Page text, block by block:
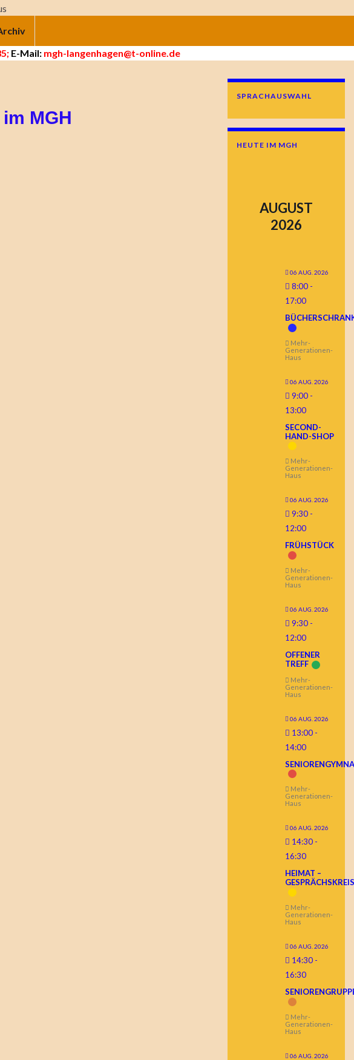
E-Mail: mgh-langenhagen@t-online.de
MGH
SPRACHAUSWAHL
HEUTE IM MGH
AUGUST
2026
06 AUG. 2026
8:00 -
17:00
Mehr-
Generationen-
Haus
06 AUG. 2026
9:00 -
13:00
SECOND-
HAND-SHOP
Mehr-
Generationen-
Haus
06 AUG. 2026
9:30 -
12:00
FRÜHSTÜCK
Mehr-
Generationen-
Haus
06 AUG. 2026
9:30 -
12:00
OFFENER
TREFF
Mehr-
Generationen-
Haus
06 AUG. 2026
13:00 -
14:00
Mehr-
Generationen-
Haus
06 AUG. 2026
14:30 -
16:30
HEIMAT –
GESPRÄCHSKREIS
Mehr-
Generationen-
Haus
06 AUG. 2026
14:30 -
16:30
Mehr-
Generationen-
Haus
06 AUG. 2026